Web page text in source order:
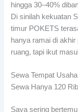
hingga 30–40%
Di sinilah kekuatan
timur POKETS
hanya ramai di
ruang, tapi ikut
Sewa Tempat
Sewa Hanya 120
Saya sering